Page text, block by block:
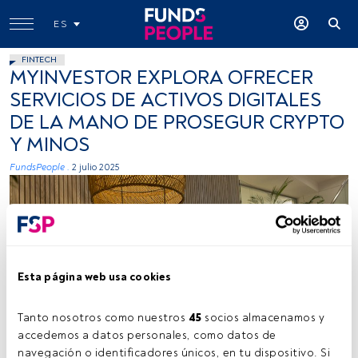
Esta página web usa cookies
Tanto nosotros como nuestros 45 socios almacenamos y
accedemos a datos personales, como datos de
navegación o identificadores únicos, en tu dispositivo. Si
ES
FINTECH
MYINVESTOR EXPLORA OFRECER
SERVICIOS DE ACTIVOS DIGITALES
DE LA MANO DE PROSEGUR CRYPTO
Y MINOS
FundsPeople . 2 julio 2025